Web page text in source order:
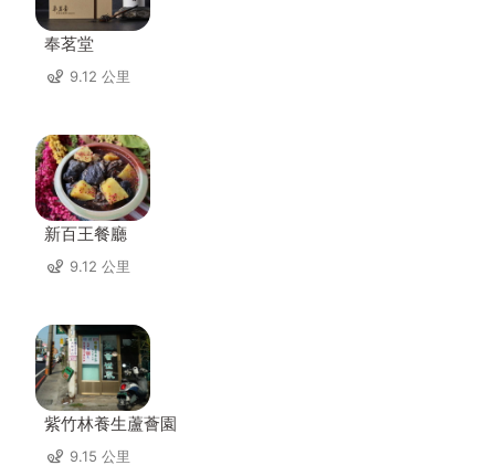
奉茗堂
9.12 公里
新百王餐廳
9.12 公里
紫竹林養生蘆薈園
9.15 公里